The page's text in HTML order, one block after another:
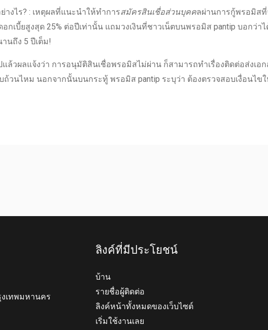
างไร? : เหตุผลที่แนะนำให้ทำการสมัครสินเชื่อส่วนบุคคลผ่านการกู้พรอมิสที่
กเบี้ยสูงสุด 25% ต่อปีเท่านั้น แถมวงเงินที่ชาวเน็ตบนพรอมิส pantip บอกว่าไ
นถึง 5 ปีเต็ม!
ล้วผลแจ้งว่า การอนุมัติสินเชื่อพรอมิสไม่ผ่าน ก็สามารถทำเรื่องติดต่อส่งเอ
ถ้วนไหม นอกจากนั้นบนกระทู้ พรอมิส pantip ระบุว่า ต้องตรวจสอบเงื่อนไข
งเทพมหานคร
ลิงค์ที่มีประโยชน์
บ้าน
รายชื่อผู้ติดต่อ
ลิงค์หน้าทั้งหมดของเว็บไซต์
เริ่มใช้งานเลย